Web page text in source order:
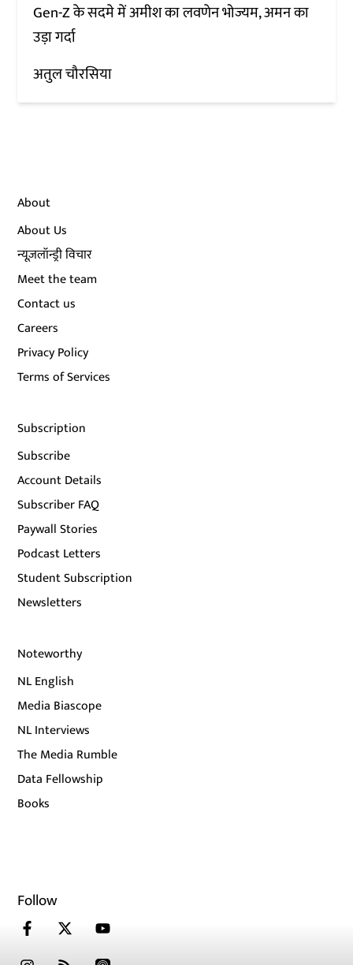
Gen-Z के सदमे में अमीश का लवणेन भोज्यम, अमन का
उड़ा गर्दा
अतुल चौरसिया
About
About Us
न्यूज़लॉन्ड्री विचार
Meet the team
Contact us
Careers
Privacy Policy
Terms of Services
Subscription
Subscribe
Account Details
Subscriber FAQ
Paywall Stories
Podcast Letters
Student Subscription
Newsletters
Noteworthy
NL English
Media Biascope
NL Interviews
The Media Rumble
Data Fellowship
Books
Follow